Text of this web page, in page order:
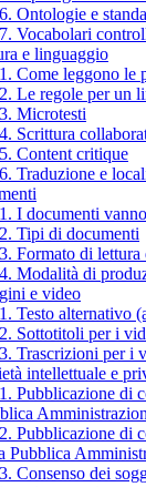
Ontologie e
Vocabolari
e linguaggio
Come leggono le
Le regole per un
Microtesti
Scrittura
Content critique
Traduzione e
I documenti
Tipi di documenti
Formato di
Modalità di
e video
Testo alternativo
Sottotitoli per i
Trascrizioni per i
intellettuale e
Pubblicazione di
Pubblicazione di
Pubblica
Consenso dei